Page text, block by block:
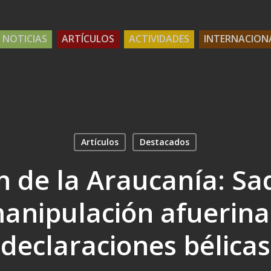
NOTICIAS ARTÍCULOS ACTIVIDADES
Artículos Destacados
de la Araucanía:
declaraciones bélicas